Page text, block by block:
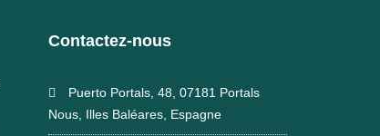
Contactez-nous
Puerto Portals, 48, 07181 Portals
Nous, Illes Baléares, Espagne